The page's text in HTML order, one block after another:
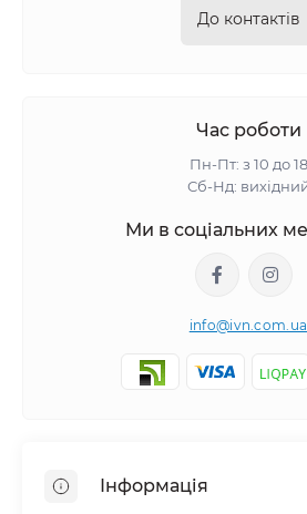
До контактів
Час роботи
Пн-Пт: з 10 до 18
Сб-Нд:
Ми в соціальних
info@ivn.com.ua
Інформація